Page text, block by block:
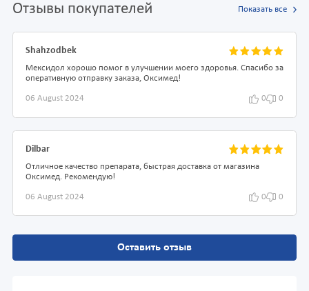
Отзывы покупателей Показать все
Shahzodbek
Мексидол хорошо помог в улучшении моего здоровья. Спасибо за
оперативную отправку заказа, Оксимед!
06 August 2024 0 0
Dilbar
Отличное качество препарата, быстрая доставка от магазина
Оксимед. Рекомендую!
06 August 2024 0 0
Оставить отзыв